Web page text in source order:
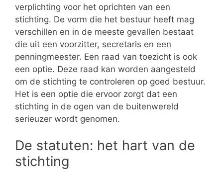
verplichting voor het oprichten van een
stichting. De vorm die het bestuur heeft mag
verschillen en in de meeste gevallen bestaat
die uit een voorzitter, secretaris en een
penningmeester. Een raad van toezicht is ook
een optie. Deze raad kan worden aangesteld
om de stichting te controleren op goed bestuur.
Het is een optie die ervoor zorgt dat een
stichting in de ogen van de buitenwereld
serieuzer wordt genomen.
De statuten: het hart van de
stichting